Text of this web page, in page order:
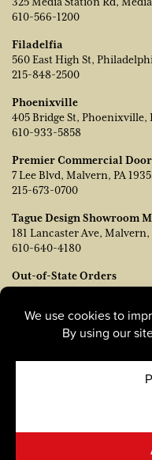
610-566-1200
Filadelfia
560 East High St,
215-848-2500
Phoenixville
405 Bridge St, Phoenixville,
610-933-5858
Premier Commercial
7 Lee Blvd, Malvern, PA
215-673-0700
Tague Design Showroom
181 Lancaster Ave, Malvern,
610-640-4180
Out-of-State Orders
Póngase en contacto con
215-778-6463
© Copyright 2026,